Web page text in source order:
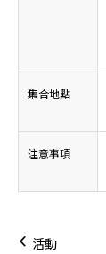
集合地點
注意事項
活動